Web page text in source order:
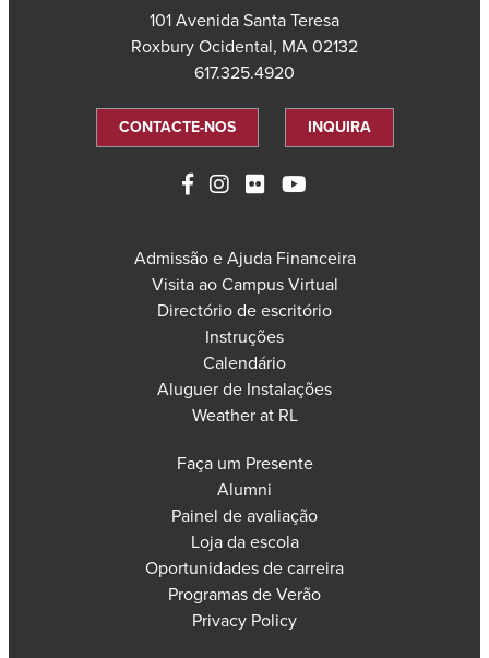
101 Avenida Santa Teresa
Roxbury Ocidental, MA 02132
617.325.4920
CONTACTE-NOS INQUIRA
Admissão e Ajuda Financeira
Visita ao Campus Virtual
Directório de escritório
Instruções
Calendário
Aluguer de Instalações
Weather at RL
Faça um Presente
Alumni
Painel de avaliação
Loja da escola
Oportunidades de carreira
Programas de Verão
Privacy Policy